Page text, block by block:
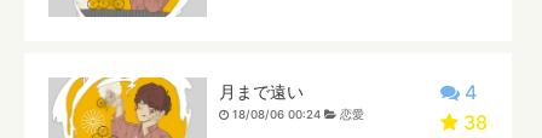
4
38
月まで遠い
18/08/06 00:24 恋愛